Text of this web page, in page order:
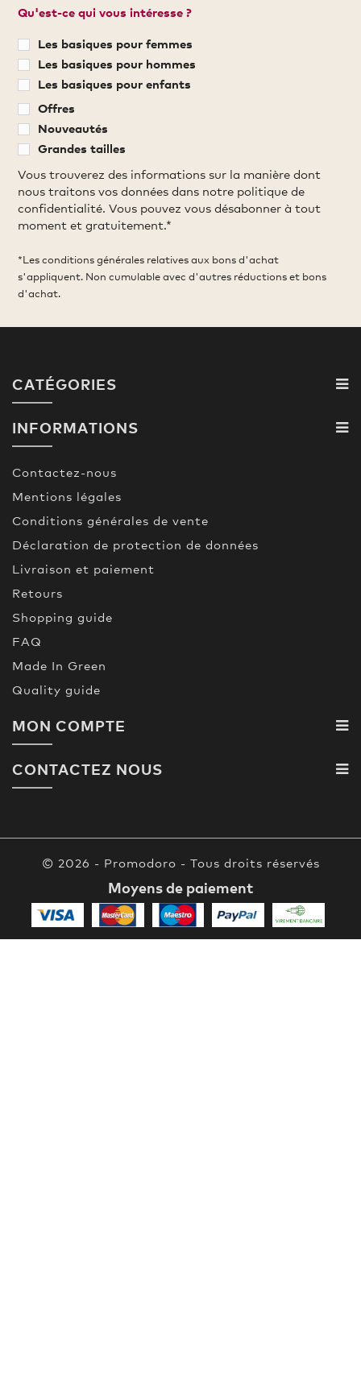
Qu'est-ce qui vous intéresse ?
Les basiques pour femmes
Les basiques pour hommes
Les basiques pour enfants
Offres
Nouveautés
Grandes tailles
Vous trouverez des informations sur la manière dont
nous traitons vos données dans notre politique de
confidentialité. Vous pouvez vous désabonner à tout
moment et gratuitement.*
*Les conditions générales relatives aux bons d'achat
s'appliquent. Non cumulable avec d'autres réductions et bons
d'achat.
CATÉGORIES
INFORMATIONS
Contactez-nous
Mentions légales
Conditions générales de vente
Déclaration de protection de données
Livraison et paiement
Retours
Shopping guide
FAQ
Made In Green
Quality guide
MON COMPTE
CONTACTEZ NOUS
© 2026 - Promodoro - Tous droits réservés
Moyens de paiement